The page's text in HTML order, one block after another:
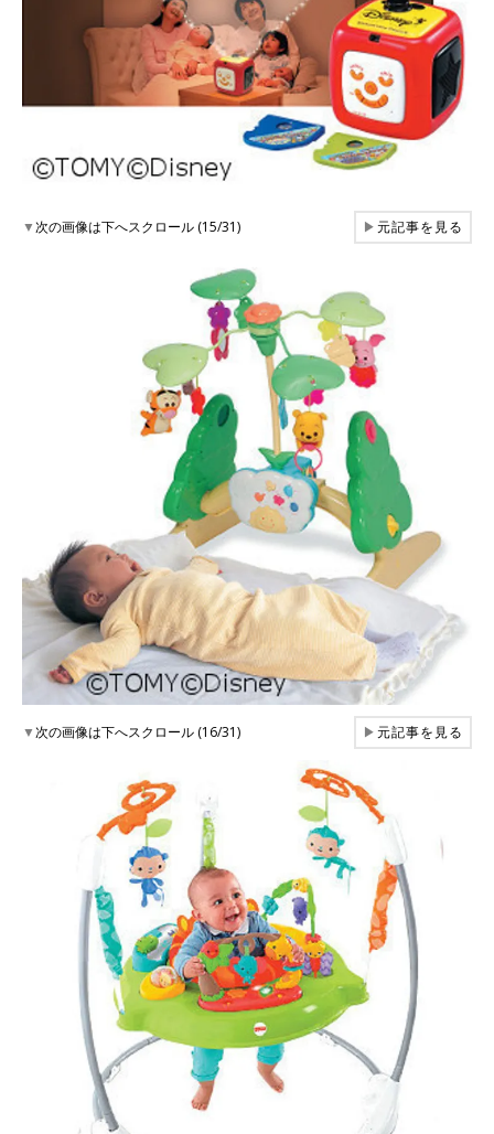
▼次の画像は下へスクロール (15/31) ▶元記事を見る
▼次の画像は下へスクロール (16/31) ▶元記事を見る